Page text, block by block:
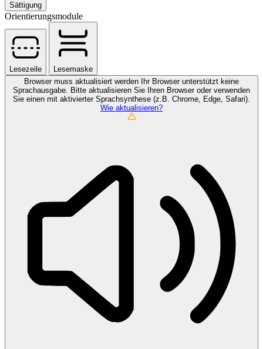
Sättigung
Orientierungsmodule
Lesezeile
Lesemaske
Browser muss aktualisiert werden
Ihr Browser unterstützt keine
Sprachausgabe. Bitte aktualisieren Sie Ihren Browser oder verwenden
Sie einen mit aktivierter Sprachsynthese (z.B. Chrome, Edge, Safari).
Wie aktualisieren?